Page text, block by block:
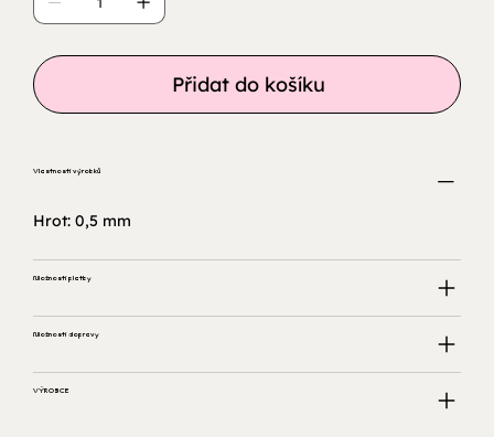
Přidat do košíku
Vlastnosti výrobků
Hrot: 0,5 mm
Možnosti platby
Možnosti dopravy
VÝROBCE